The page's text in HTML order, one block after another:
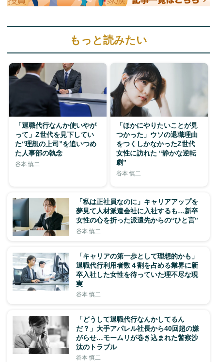
もっと読みたい
「退職代行なんか使いやが
って」Z世代を見下してい
た“理想の上司”を追いつめ
た人事部の執念
谷本 慎二
「ほかにやりたいことが見
つかった」ウソの退職理由
をつくしかなかったZ世代
女性に訪れた “静かな逆転
劇”
谷本 慎二
「私は正社員なのに」キャリアアップを
夢見て人材派遣会社に入社するも…新卒
女性の心を折った派遣先からの“ひと言”
谷本 慎二
「キャリアの第一歩として理想的かも」
退職代行利用者数４割を占める業界に新
卒入社した女性を待っていた理不尽な現
実
谷本 慎二
「どうして退職代行なんかしてるん
だ？」大手アパレル社長から40回超の嫌
がらせ…モームリが巻き込まれた警察沙
汰のトラブル
谷本 慎二